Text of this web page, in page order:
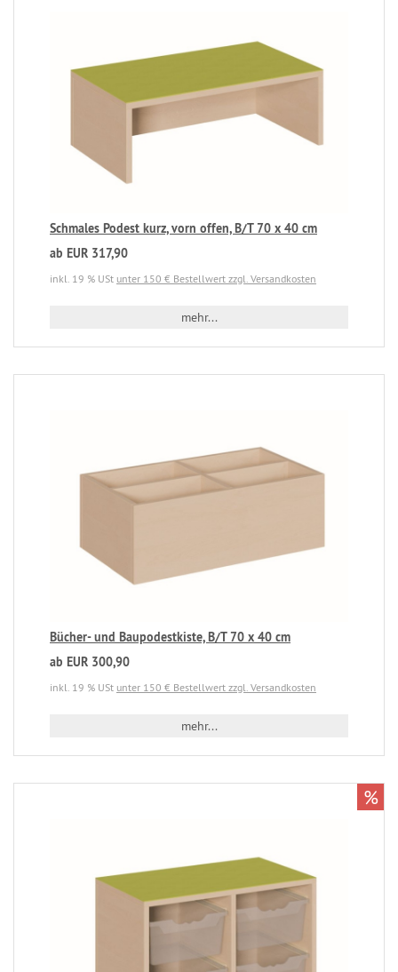
Schmales Podest kurz, vorn offen, B/T 70 x 40 cm
ab EUR 317,90
inkl. 19 % USt unter 150 € Bestellwert zzgl. Versandkosten
mehr...
Bücher- und Baupodestkiste, B/T 70 x 40 cm
ab EUR 300,90
inkl. 19 % USt unter 150 € Bestellwert zzgl. Versandkosten
mehr...
%